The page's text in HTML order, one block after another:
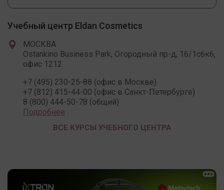
Учебный центр Eldan Cosmetics
МОСКВА
Ostankino Business Park, Огородный пр-д, 16/1с6к6,
офис 1212
+7 (495) 230-25-88 (офис в Москве)
+7 (812) 415-44-00 (офис в Санкт-Петербурге)
8 (800) 444-50-78 (общий)
Подробнее
ВСЕ КУРСЫ УЧЕБНОГО ЦЕНТРА